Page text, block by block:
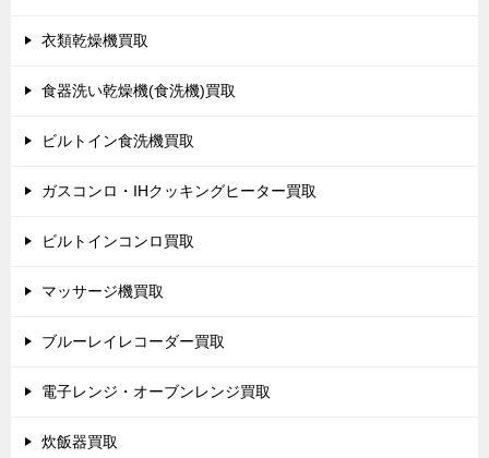
衣類乾燥機買取
食器洗い乾燥機(食洗機)買取
ビルトイン食洗機買取
ガスコンロ・IHクッキングヒーター買取
ビルトインコンロ買取
マッサージ機買取
ブルーレイレコーダー買取
電子レンジ・オーブンレンジ買取
炊飯器買取